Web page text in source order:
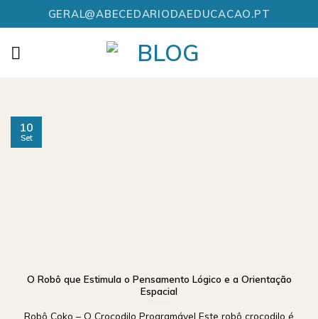
to
content
GERAL@ABECEDARIODAEDUCACAO.PT
O Robô que Estimula o Pensamento Lógico e a Orientação
Espacial
Robô Coko – O Crocodilo Programável Este robô crocodilo é
10
Set